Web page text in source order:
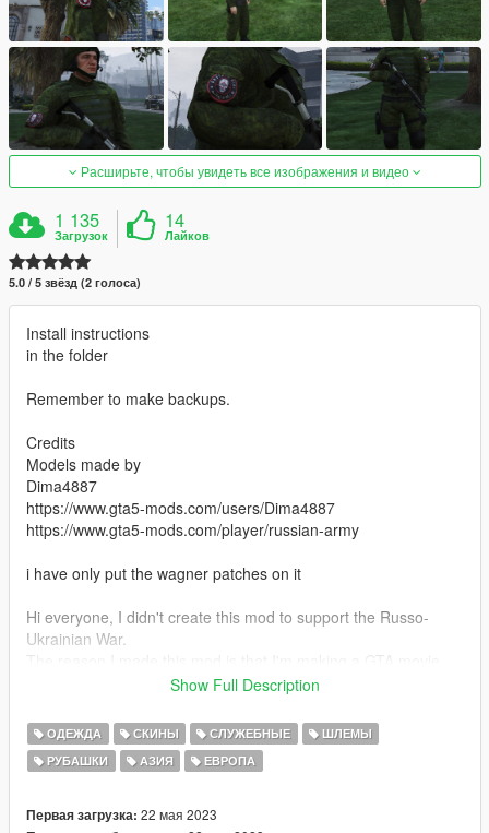
Расширьте, чтобы увидеть все изображения и видео
1 135
Загрузок
14
Лайков
5.0 / 5 звёзд (2 голоса)
Install instructions
in the folder
Remember to make backups.
Credits
Models made by
Dima4887
https://www.gta5-mods.com/users/Dima4887
https://www.gta5-mods.com/player/russian-army
i have only put the wagner patches on it
Hi everyone, I didn't create this mod to support the Russo-
Ukrainian War.
about this terrible war.
I hope you like my work.
(I don't support any side of the war)
Show Full Description
ОДЕЖДА СКИНЫ СЛУЖЕБНЫЕ
ШЛЕМЫ
РУБАШКИ
АЗИЯ ЕВРОПА
Первая загрузка: 22 мая 2023